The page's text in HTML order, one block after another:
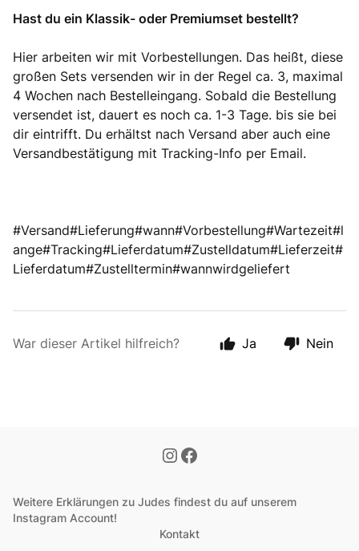
Hast du ein Klassik- oder Premiumset bestellt?
Hier arbeiten wir mit Vorbestellungen. Das heißt, diese
großen Sets versenden wir in der Regel ca. 3, maximal
4 Wochen nach Bestelleingang. Sobald die Bestellung
versendet ist, dauert es noch ca. 1-3 Tage. bis sie bei
dir eintrifft. Du erhältst nach Versand aber auch eine
Versandbestätigung mit Tracking-Info per Email.
#Versand#Lieferung#wann#Vorbestellung#Wartezeit#l
ange#Tracking#Lieferdatum#Zustelldatum#Lieferzeit#
Lieferdatum#Zustelltermin#wannwirdgeliefert
War dieser Artikel hilfreich? Ja Nein
Weitere Erklärungen zu Judes findest du auf unserem
Instagram Account!
Kontakt